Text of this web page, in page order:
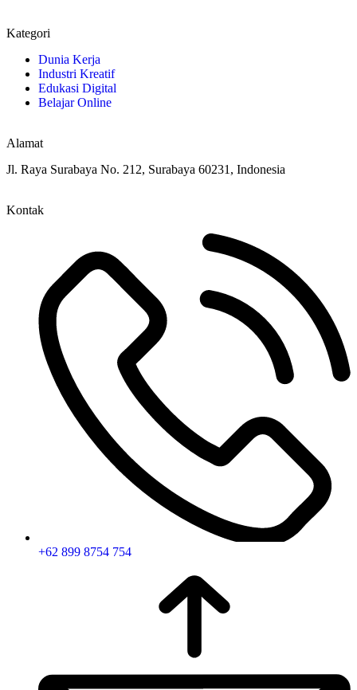
Kategori
Dunia Kerja
Industri Kreatif
Edukasi Digital
Belajar Online
Alamat
Jl. Raya Surabaya No. 212, Surabaya 60231, Indonesia
Kontak
+62 899 8754 754